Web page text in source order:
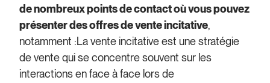
de nombreux points de contact où vous pouvez
présenter des offres de vente incitative,
notamment :La vente incitative est une stratégie
de vente qui se concentre souvent sur les
interactions en face à face lors de